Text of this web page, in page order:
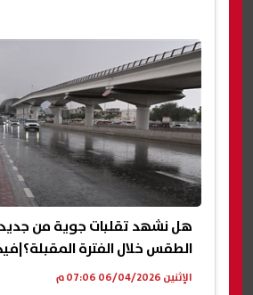
هل نشهد تقلبات جوية من
الطقس خلال الفترة
الإثنين 06/04/2026 07:06 م